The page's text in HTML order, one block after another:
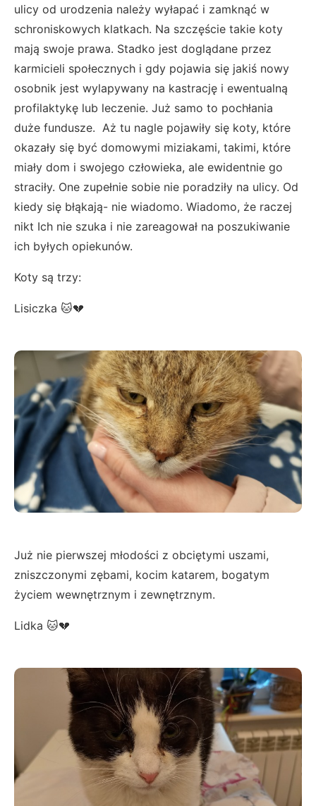
ulicy od urodzenia należy wyłapać i zamknąć w
schroniskowych klatkach. Na szczęście takie koty
mają swoje prawa. Stadko jest doglądane przez
karmicieli społecznych i gdy pojawia się jakiś nowy
osobnik jest wylapywany na kastrację i ewentualną
profilaktykę lub leczenie. Już samo to pochłania
duże fundusze. Aż tu nagle pojawiły się koty, które
okazały się być domowymi miziakami, takimi, które
miały dom i swojego człowieka, ale ewidentnie go
straciły. One zupełnie sobie nie poradziły na ulicy. Od
kiedy się błąkają- nie wiadomo. Wiadomo, że raczej
nikt Ich nie szuka i nie zareagował na poszukiwanie
ich byłych opiekunów.
Koty są trzy:
Lisiczka 🐱💔
Już nie pierwszej młodości z obciętymi uszami,
zniszczonymi zębami, kocim katarem, bogatym
życiem wewnętrznym i zewnętrznym.
Lidka 🐱💔